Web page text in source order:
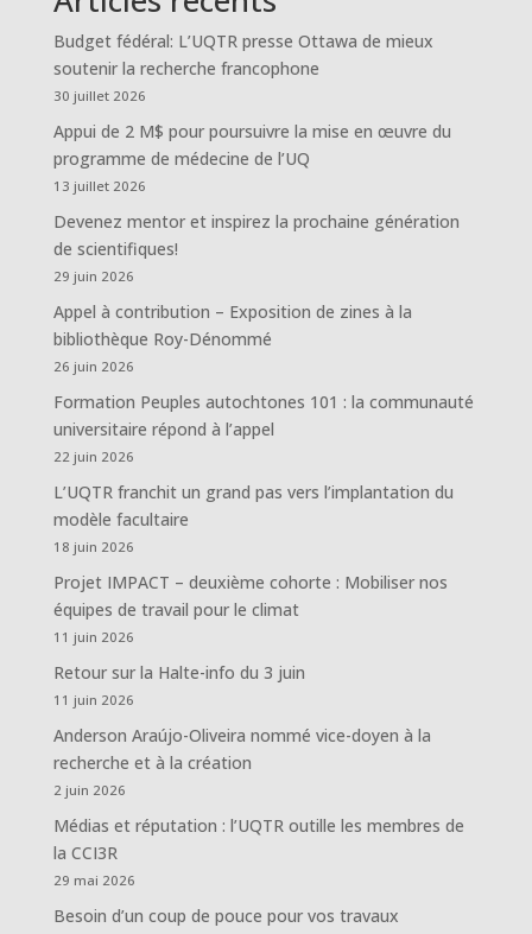
Budget fédéral: L’UQTR presse Ottawa de mieux
soutenir la recherche francophone
30 juillet 2026
Appui de 2 M$ pour poursuivre la mise en œuvre du
programme de médecine de l’UQ
13 juillet 2026
Devenez mentor et inspirez la prochaine génération
de scientifiques!
29 juin 2026
Appel à contribution – Exposition de zines à la
bibliothèque Roy-Dénommé
26 juin 2026
Formation Peuples autochtones 101 : la communauté
universitaire répond à l’appel
22 juin 2026
L’UQTR franchit un grand pas vers l’implantation du
modèle facultaire
18 juin 2026
Projet IMPACT – deuxième cohorte : Mobiliser nos
équipes de travail pour le climat
11 juin 2026
Retour sur la Halte-info du 3 juin
11 juin 2026
Anderson Araújo-Oliveira nommé vice-doyen à la
recherche et à la création
2 juin 2026
Médias et réputation : l’UQTR outille les membres de
la CCI3R
29 mai 2026
Besoin d’un coup de pouce pour vos travaux